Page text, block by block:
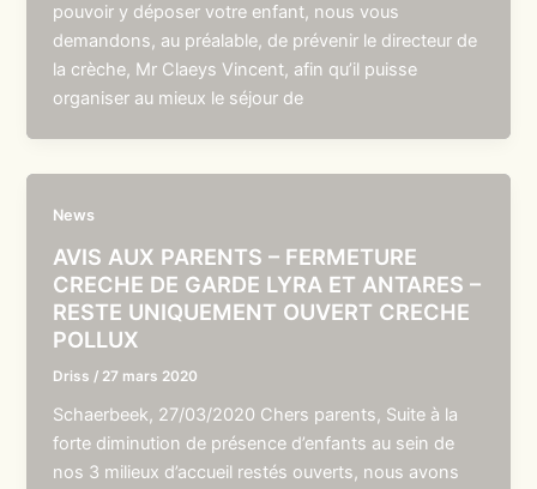
pouvoir y déposer votre enfant, nous vous
demandons, au préalable, de prévenir le directeur de
la crèche, Mr Claeys Vincent, afin qu’il puisse
organiser au mieux le séjour de
News
AVIS AUX PARENTS – FERMETURE
CRECHE DE GARDE LYRA ET ANTARES –
RESTE UNIQUEMENT OUVERT CRECHE
POLLUX
Driss / 27 mars 2020
Schaerbeek, 27/03/2020 Chers parents, Suite à la
forte diminution de présence d’enfants au sein de
nos 3 milieux d’accueil restés ouverts, nous avons